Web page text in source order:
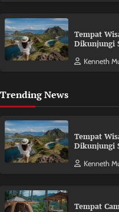
Tempat
Dikunjungi
Kenneth
Trending News
Tempat
Dikunjungi
Kenneth
Tempat